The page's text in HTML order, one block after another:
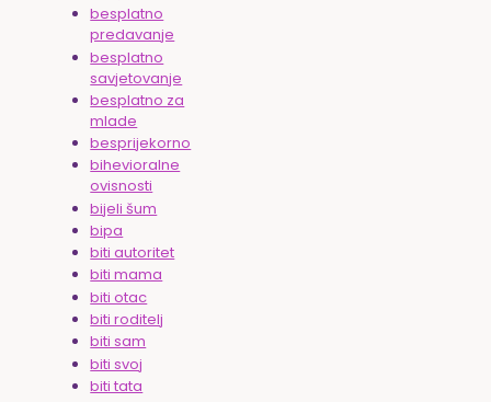
besplatno
predavanje
besplatno
savjetovanje
besplatno za
mlade
besprijekorno
bihevioralne
ovisnosti
bijeli šum
bipa
biti autoritet
biti mama
biti otac
biti roditelj
biti sam
biti svoj
biti tata